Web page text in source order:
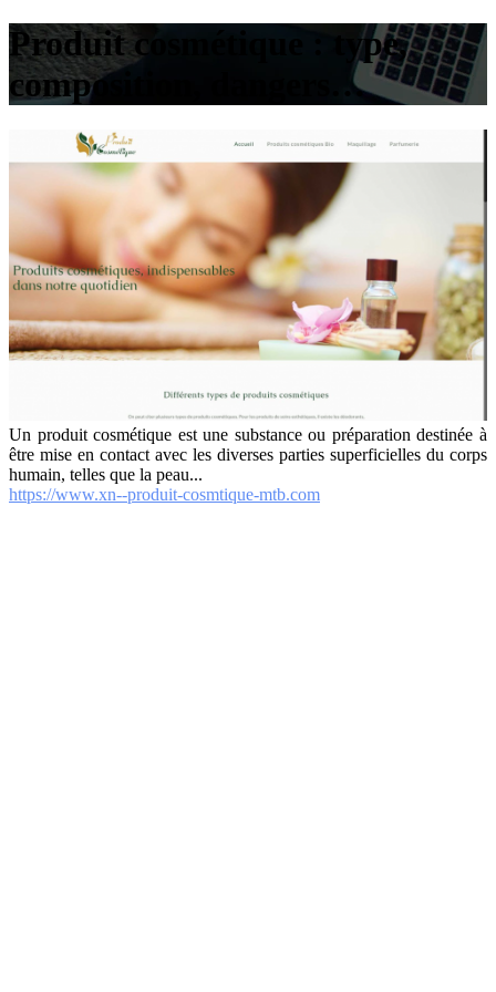
Produit cosmétique : type,
composition, dangers…
Un produit cosmétique est une substance ou préparation destinée à
être mise en contact avec les diverses parties superficielles du corps
humain, telles que la peau...
https://www.xn--produit-cosmtique-mtb.com